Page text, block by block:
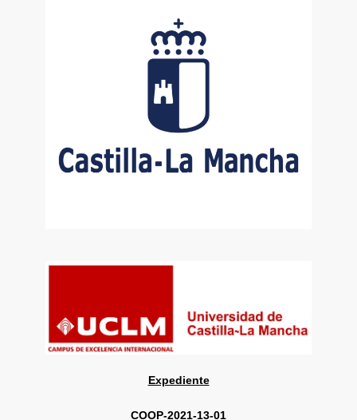
Expediente
COOP-2021-13-01